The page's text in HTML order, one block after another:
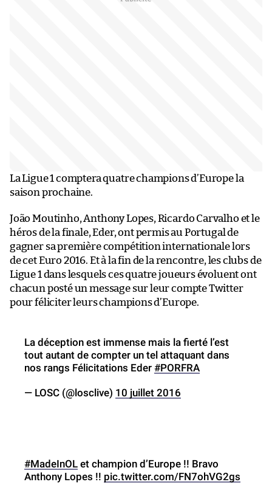
La Ligue 1 comptera quatre champions d’Europe la
saison prochaine.
João Moutinho, Anthony Lopes, Ricardo Carvalho et le
héros de la finale, Eder, ont permis au Portugal de
gagner sa première compétition internationale lors
de cet Euro 2016. Et à la fin de la rencontre, les clubs de
Ligue 1 dans lesquels ces quatre joueurs évoluent ont
chacun posté un message sur leur compte Twitter
pour féliciter leurs champions d’Europe.
La déception est immense mais la fierté l’est
tout autant de compter un tel attaquant dans
nos rangs Félicitations Eder #PORFRA
— LOSC (@losclive) 10 juillet 2016
#MadeInOL et champion d’Europe !! Bravo
Anthony Lopes !! pic.twitter.com/FN7ohVG2gs